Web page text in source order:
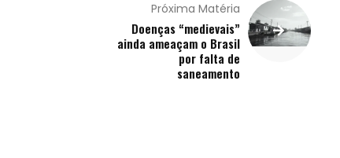
Próxima Matéria
Doenças “medievais”
ainda ameaçam o Brasil
por falta de
saneamento